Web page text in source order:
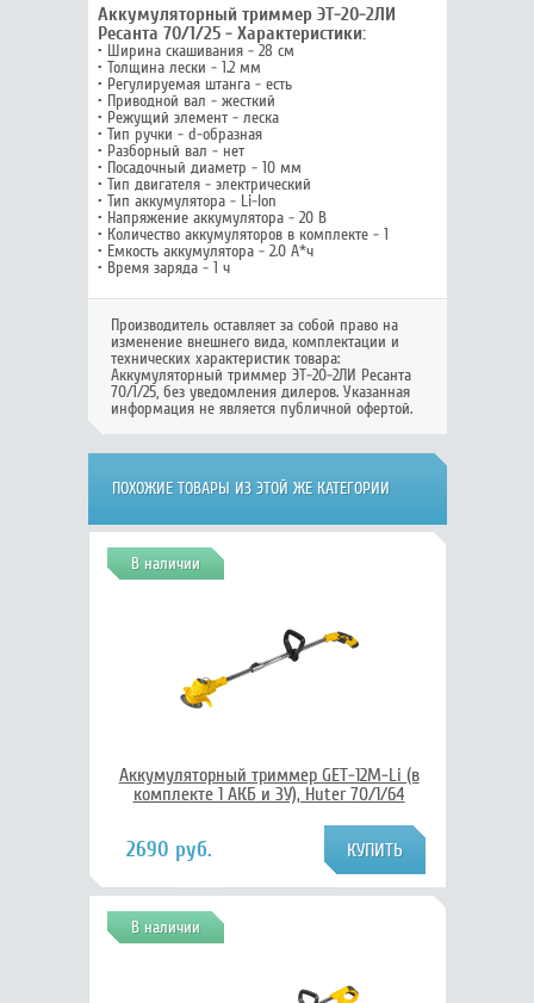
Аккумуляторный триммер ЭТ-20-2ЛИ
Ресанта 70/1/25 - Характеристики:
• Ширина скашивания - 28 см
• Толщина лески - 1.2 мм
• Регулируемая штанга - есть
• Приводной вал - жесткий
• Режущий элемент - леска
• Тип ручки - d-образная
• Разборный вал - нет
• Посадочный диаметр - 10 мм
• Тип двигателя - электрический
• Тип аккумулятора - Li-lon
• Напряжение аккумулятора - 20 В
• Количество аккумуляторов в комплекте - 1
• Емкость аккумулятора - 2.0 А*ч
• Время заряда - 1 ч
Производитель оставляет за собой право на
изменение внешнего вида, комплектации и
технических характеристик товара:
Аккумуляторный триммер ЭТ-20-2ЛИ Ресанта
70/1/25, без уведомления дилеров. Указанная
информация не является публичной офертой.
ПОХОЖИЕ ТОВАРЫ ИЗ ЭТОЙ ЖЕ КАТЕГОРИИ
В наличии
Аккумуляторный триммер GET-12M-Li (в
комплекте 1 АКБ и ЗУ), Huter 70/1/64
2690 руб.
В наличии